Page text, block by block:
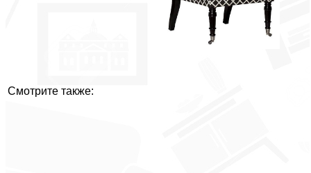
Смотрите также: